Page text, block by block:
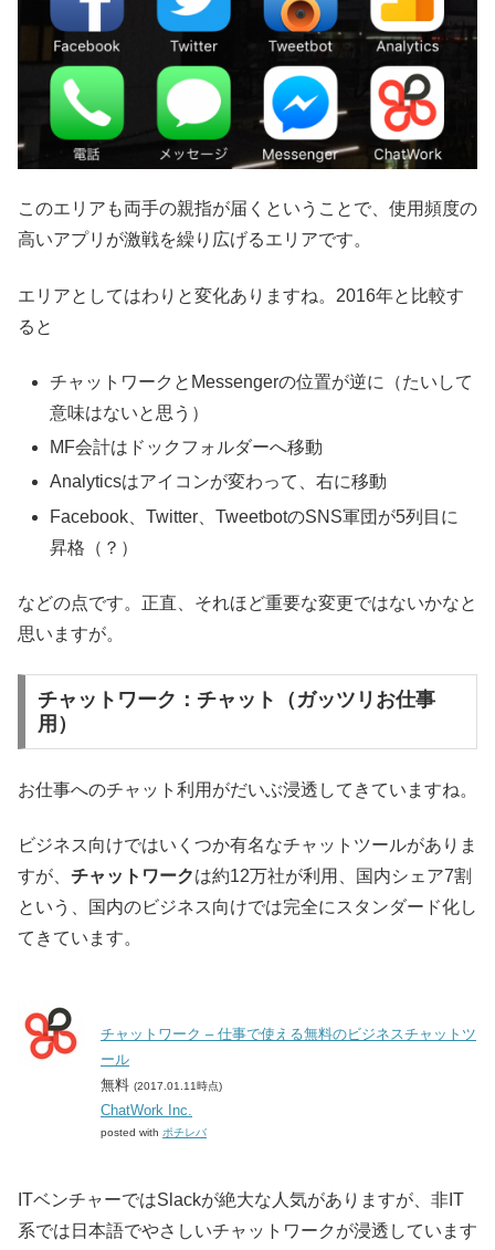
このエリアも両手の親指が届くということで、使用頻度の
高いアプリが激戦を繰り広げるエリアです。
エリアとしてはわりと変化ありますね。2016年と比較す
ると
チャットワークとMessengerの位置が逆に（たいして
意味はないと思う）
MF会計はドックフォルダーへ移動
Analyticsはアイコンが変わって、右に移動
Facebook、Twitter、TweetbotのSNS軍団が5列目に
昇格（？）
などの点です。正直、それほど重要な変更ではないかなと
思いますが。
チャットワーク：チャット（ガッツリお仕事
用）
お仕事へのチャット利用がだいぶ浸透してきていますね。
ビジネス向けではいくつか有名なチャットツールがありま
すが、 チャットワークは約12万社が利用、国内シェア7割
という、国内のビジネス向けでは完全にスタンダード化し
てきています。
チャットワーク – 仕事で使える無料のビジネスチャットツ
ール
無料 (2017.01.11時点)
ChatWork Inc.
posted with ポチレバ
ITベンチャーではSlackが絶大な人気がありますが、非IT
系では日本語でやさしいチャットワークが浸透しています